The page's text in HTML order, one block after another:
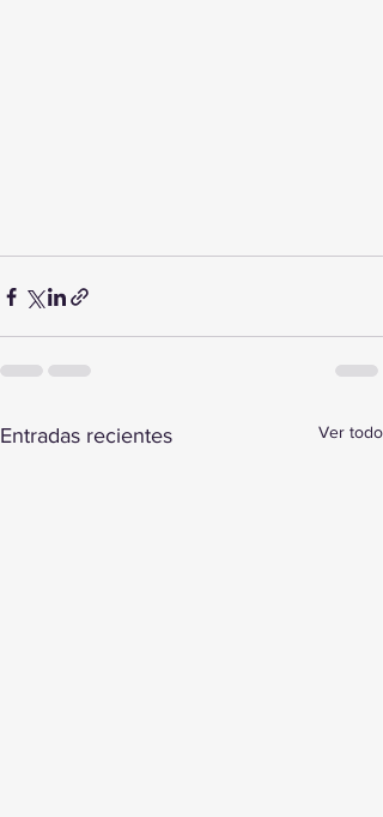
Entradas recientes Ver todo